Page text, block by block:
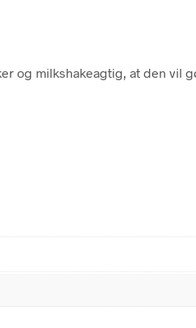
og milkshakeagtig, at den vil